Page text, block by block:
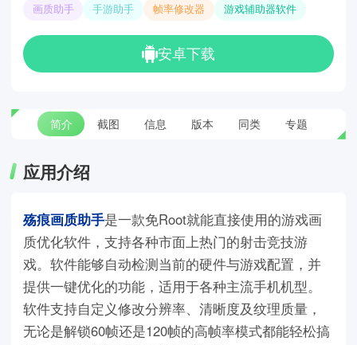
画质助手 手游助手 帧率修改器 游戏辅助器软件
安卓下载
简介 截图 信息 版本 同类 专题
应用介绍
殇痕画质助手是一款免Root就能直接使用的游戏画
质优化软件，支持各种市面上热门的射击竞技游
戏。软件能够自动检测当前的硬件与游戏配置，并
提供一键优化的功能，适用于各种主流手机机型。
软件支持自定义修改分辨率、清晰度及纹理质量，
无论是解锁60帧还是120帧的高帧率模式都能轻松搞